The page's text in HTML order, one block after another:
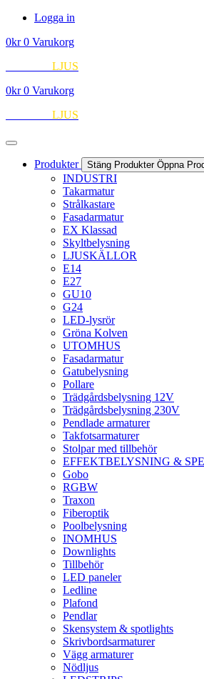
Hoppa
innehåll
Logga in
0kr 0 Varukorg
LJUS
0kr 0 Varukorg
LJUS
Produkter Stäng Produkter Öppna
INDUSTRI
Takarmatur
Strålkastare
Fasadarmatur
EX Klassad
Skyltbelysning
LJUSKÄLLOR
E14
E27
GU10
G24
LED-lysrör
Gröna Kolven
UTOMHUS
Fasadarmatur
Gatubelysning
Pollare
Trädgårdsbelysning 12V
Trädgårdsbelysning 230V
Pendlade armaturer
Takfotsarmaturer
Stolpar med tillbehör
EFFEKTBELYSNING &
Gobo
RGBW
Traxon
Fiberoptik
Poolbelysning
INOMHUS
Downlights
Tillbehör
LED paneler
Ledline
Plafond
Pendlar
Skensystem & spotlights
Skrivbordsarmaturer
Vägg armaturer
Nödljus